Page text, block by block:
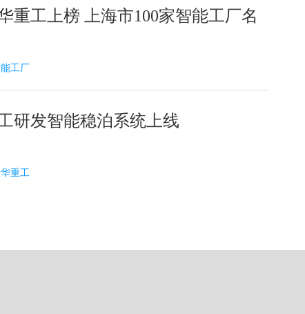
重工上榜 上海市100家智能工厂名
工厂
研发智能稳泊系统上线
重工